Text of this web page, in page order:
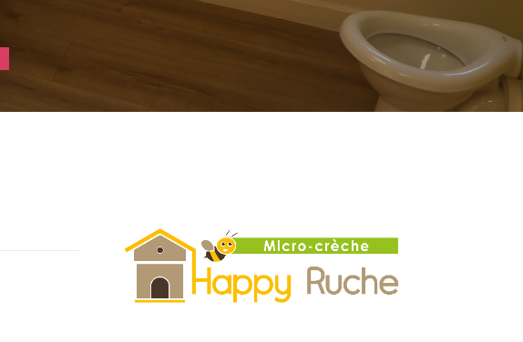
Happy Ruche LES PRÉS (métro Les Prés) :
Les Prés Business Pole
6 rue Denis PAPIN